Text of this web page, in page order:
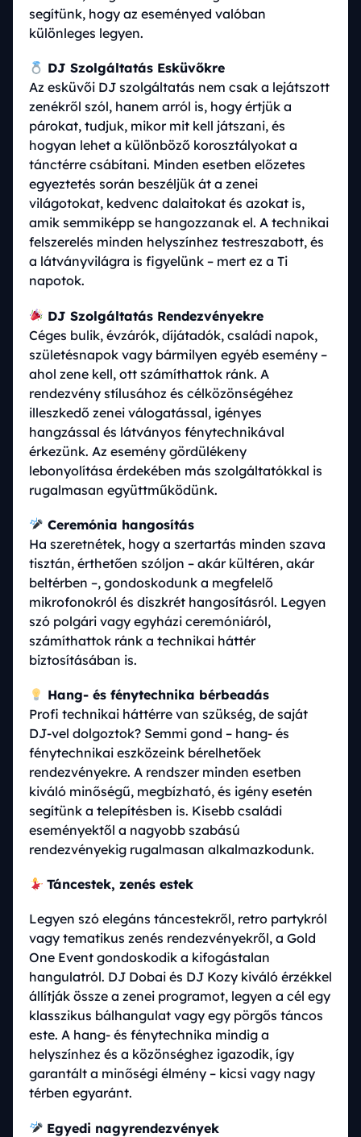
segítünk, hogy az eseményed valóban
különleges legyen.
DJ Szolgáltatás Esküvőkre
Az esküvői DJ szolgáltatás nem csak a lejátszott
zenékről szól, hanem arról is, hogy értjük a
párokat, tudjuk, mikor mit kell játszani, és
hogyan lehet a különböző korosztályokat a
tánctérre csábítani. Minden esetben előzetes
egyeztetés során beszéljük át a zenei
világotokat, kedvenc dalaitokat és azokat is,
amik semmiképp se hangozzanak el. A technikai
felszerelés minden helyszínhez testreszabott, és
a látványvilágra is figyelünk – mert ez a Ti
napotok.
DJ Szolgáltatás Rendezvényekre
Céges bulik, évzárók, díjátadók, családi napok,
születésnapok vagy bármilyen egyéb esemény –
ahol zene kell, ott számíthattok ránk. A
rendezvény stílusához és célközönségéhez
illeszkedő zenei válogatással, igényes
hangzással és látványos fénytechnikával
érkezünk. Az esemény gördülékeny
lebonyolítása érdekében más szolgáltatókkal is
rugalmasan együttműködünk.
Ceremónia hangosítás
Ha szeretnétek, hogy a szertartás minden szava
tisztán, érthetően szóljon – akár kültéren, akár
beltérben –, gondoskodunk a megfelelő
mikrofonokról és diszkrét hangosításról. Legyen
szó polgári vagy egyházi ceremóniáról,
számíthattok ránk a technikai háttér
biztosításában is.
Hang- és fénytechnika bérbeadás
Profi technikai háttérre van szükség, de saját
DJ-vel dolgoztok? Semmi gond – hang- és
fénytechnikai eszközeink bérelhetőek
rendezvényekre. A rendszer minden esetben
kiváló minőségű, megbízható, és igény esetén
segítünk a telepítésben is. Kisebb családi
eseményektől a nagyobb szabású
rendezvényekig rugalmasan alkalmazkodunk.
Táncestek, zenés estek
Legyen szó elegáns táncestekről, retro partykról
vagy tematikus zenés rendezvényekről, a Gold
One Event gondoskodik a kifogástalan
hangulatról. DJ Dobai és DJ Kozy kiváló érzékkel
állítják össze a zenei programot, legyen a cél egy
klasszikus bálhangulat vagy egy pörgős táncos
este. A hang- és fénytechnika mindig a
helyszínhez és a közönséghez igazodik, így
garantált a minőségi élmény – kicsi vagy nagy
térben egyaránt.
Egyedi nagyrendezvények